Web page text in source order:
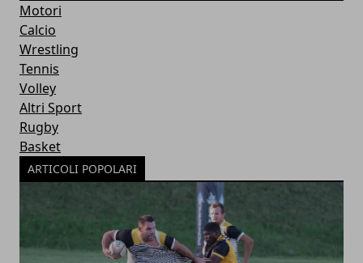
Motori
Calcio
Wrestling
Tennis
Volley
Altri Sport
Rugby
Basket
ARTICOLI POPOLARI